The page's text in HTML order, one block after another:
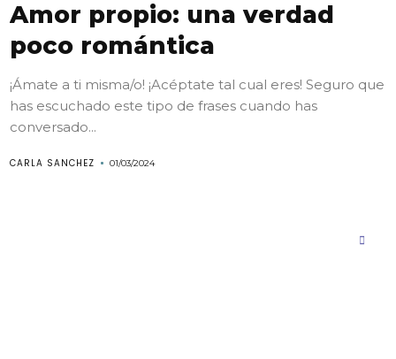
Amor propio: una verdad
poco romántica
¡Ámate a ti misma/o! ¡Acéptate tal cual eres! Seguro que
has escuchado este tipo de frases cuando has
conversado...
CARLA SANCHEZ 01/03/2024